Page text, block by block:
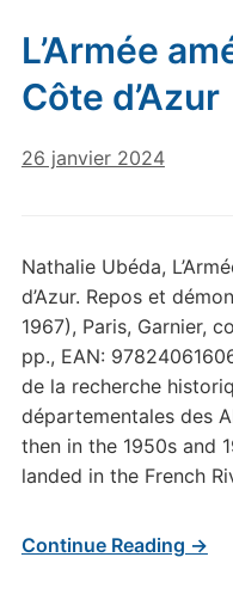
L’Armée
Côte d’Azur
26 janvier 2024
Nathalie Ubéda,
d’Azur. Repos et
1967), Paris, Garnier,
pp., EAN:
de la recherche
départementales des
then in the 1950s and
landed in the French
Continue Reading →